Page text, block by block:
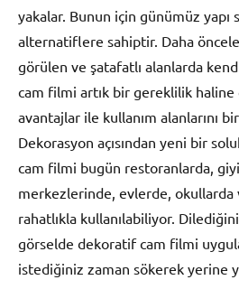
yakalar. Bunun için günümüz yapı
alternatiflere sahiptir. Daha
görülen ve şatafatlı alanlarda
cam filmi artık bir gereklilik haline
avantajlar ile kullanım alanlarını
Dekorasyon açısından yeni bir
cam filmi bugün restoranlarda,
merkezlerinde, evlerde, okullarda
rahatlıkla kullanılabiliyor.
görselde dekoratif cam filmi
istediğiniz zaman sökerek yerine